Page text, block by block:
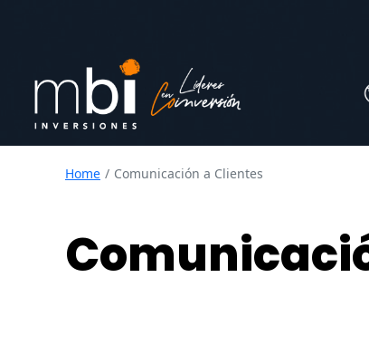
Home Comunicación a Clientes